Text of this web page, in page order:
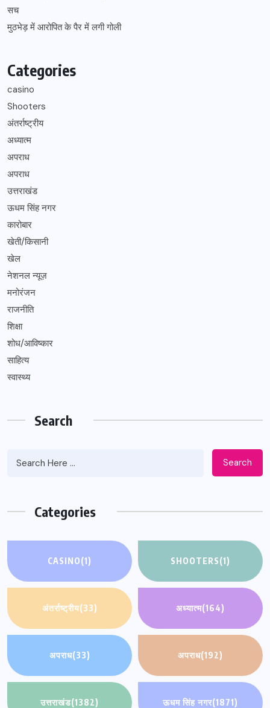
सच
मुठभेड़ में आरोपित के पैर में लगी गोली
Categories
casino
Shooters
अंतर्राष्ट्रीय
अध्यात्म
अपराध
अपराध
उत्तराखंड
ऊधम सिंह नगर
कारोबार
खेती/किसानी
खेल
नेशनल न्यूज़
मनोरंजन
राजनीति
शिक्षा
शोध/आविष्कार
साहित्य
स्वास्थ्य
Search
Search
Categories
CASINO(1) SHOOTERS(1)
अंतर्राष्ट्रीय(33) अध्यात्म(164)
अपराध(33) अपराध(192)
उत्तराखंड(1382) ऊधम सिंह नगर(1871)